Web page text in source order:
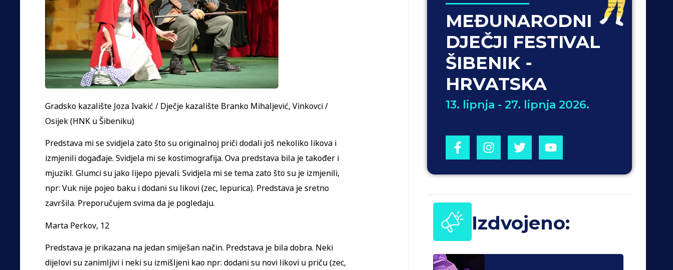
Gradsko kazalište Joza Ivakić / Dječje kazalište Branko Mihaljević, Vinkovci /
Osijek (HNK u Šibeniku)
Predstava mi se svidjela zato što su originalnoj priči dodali još nekoliko likova i
izmjenili događaje. Svidjela mi se kostimografija. Ova predstava bila je također i
mjuzikl. Glumci su jako lijepo pjevali. Svidjela mi se tema zato što su je izmjenili,
npr: Vuk nije pojeo baku i dodani su likovi (zec, lepurica). Predstava je sretno
završila. Preporučujem svima da je pogledaju.
Marta Perkov, 12
Predstava je prikazana na jedan smiješan način. Predstava je bila dobra. Neki
dijelovi su zanimljivi i neki su izmišljeni kao npr: dodani su novi likovi u priču (zec,
MEĐUNARODNI
DJEČJI FESTIVAL
ŠIBENIK -
HRVATSKA
13. lipnja - 27. lipnja 2026.
Izdvojeno: